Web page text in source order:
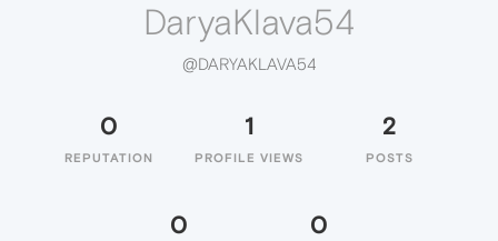
DaryaKlava54
@DARYAKLAVA54
0
REPUTATION
1
PROFILE VIEWS
2
POSTS
0 0